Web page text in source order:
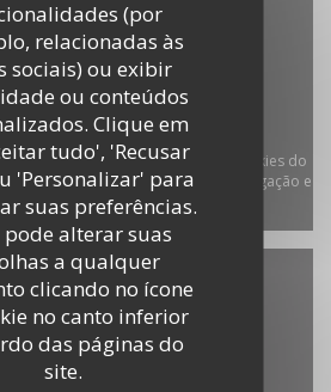
(por
relacionadas às
sociais) ou exibir
ou conteúdos
Clique em
tudo', 'Recusar
'Personalizar' para
suas preferências.
pode alterar suas
a qualquer
clicando no ícone
no canto inferior
das páginas do
site.
do Waze, você deve aceitar os cookies do
podem coletar dados de navegação e
Autorizar
de abertura